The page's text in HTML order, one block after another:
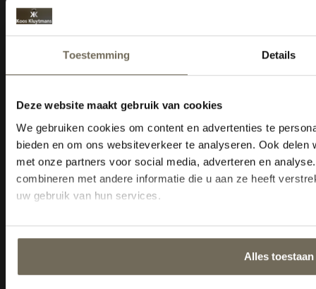
Cookiebeleid
Tel: 013-5284815
Maandag:Gesloten
Dinsdag t/m vrijdag:10:00 -
18:00 uur
Zaterdag:10:00 - 17:00 uur
Zondag:Gesloten m.u.v.
koopzondagen
Extra afspraak